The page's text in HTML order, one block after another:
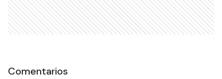
Comentarios